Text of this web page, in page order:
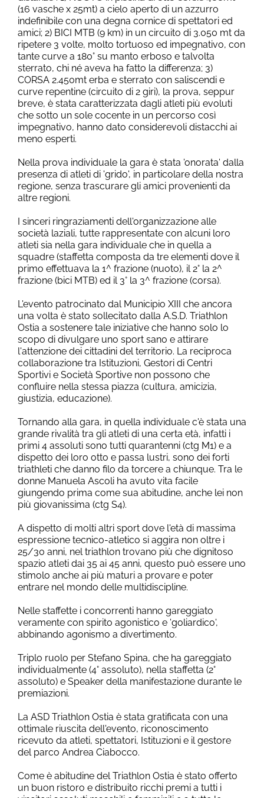
(16 vasche x 25mt) a cielo aperto di un azzurro
indefinibile con una degna cornice di spettatori ed
amici; 2) BICI MTB (9 km) in un circuito di 3.050 mt da
ripetere 3 volte, molto tortuoso ed impegnativo, con
tante curve a 180° su manto erboso e talvolta
sterrato, chi né aveva ha fatto la differenza; 3)
CORSA 2.450mt erba e sterrato con saliscendi e
curve repentine (circuito di 2 giri), la prova, seppur
breve, è stata caratterizzata dagli atleti più evoluti
che sotto un sole cocente in un percorso così
impegnativo, hanno dato considerevoli distacchi ai
meno esperti.
Nella prova individuale la gara è stata 'onorata' dalla
presenza di atleti di 'grido', in particolare della nostra
regione, senza trascurare gli amici provenienti da
altre regioni.
I sinceri ringraziamenti dell'organizzazione alle
società laziali, tutte rappresentate con alcuni loro
atleti sia nella gara individuale che in quella a
squadre (staffetta composta da tre elementi dove il
primo effettuava la 1^ frazione (nuoto), il 2° la 2^
frazione (bici MTB) ed il 3° la 3^ frazione (corsa).
L'evento patrocinato dal Municipio XIII che ancora
una volta è stato sollecitato dalla A.S.D. Triathlon
Ostia a sostenere tale iniziative che hanno solo lo
scopo di divulgare uno sport sano e attirare
l'attenzione dei cittadini del territorio. La reciproca
collaborazione tra Istituzioni, Gestori di Centri
Sportivi e Società Sportive non possono che
confluire nella stessa piazza (cultura, amicizia,
giustizia, educazione).
Tornando alla gara, in quella individuale c'è stata una
grande rivalità tra gli atleti di una certa età, infatti i
primi 4 assoluti sono tutti quarantenni (ctg M1) e a
dispetto dei loro otto e passa lustri, sono dei forti
triathleti che danno filo da torcere a chiunque. Tra le
donne Manuela Ascoli ha avuto vita facile
giungendo prima come sua abitudine, anche lei non
più giovanissima (ctg S4).
A dispetto di molti altri sport dove l'età di massima
espressione tecnico-atletico si aggira non oltre i
25/30 anni, nel triathlon trovano più che dignitoso
spazio atleti dai 35 ai 45 anni, questo può essere uno
stimolo anche ai più maturi a provare e poter
entrare nel mondo delle multidiscipline.
Nelle staffette i concorrenti hanno gareggiato
veramente con spirito agonistico e 'goliardico',
abbinando agonismo a divertimento.
Triplo ruolo per Stefano Spina, che ha gareggiato
individualmente (4° assoluto), nella staffetta (2°
assoluto) e Speaker della manifestazione durante le
premiazioni.
La ASD Triathlon Ostia è stata gratificata con una
ottimale riuscita dell'evento, riconoscimento
ricevuto da atleti, spettatori, Istituzioni e il gestore
del parco Andrea Ciabocco.
Come è abitudine del Triathlon Ostia è stato offerto
un buon ristoro e distribuito ricchi premi a tutti i